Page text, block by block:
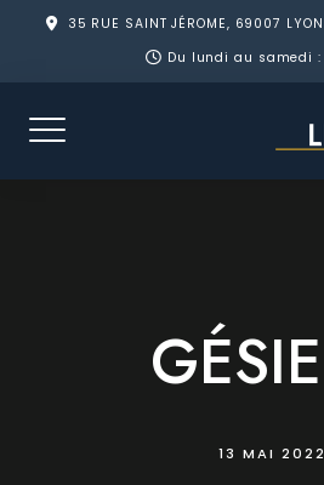
35 RUE SAINT JÉROME, 69007 LYON
Du lundi au samedi :
13 MAI 2022